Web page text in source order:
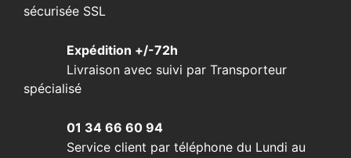
sécurisée SSL
Expédition +/-72h
Livraison avec suivi par Transporteur
spécialisé
01 34 66 60 94
Service client par téléphone du Lundi au